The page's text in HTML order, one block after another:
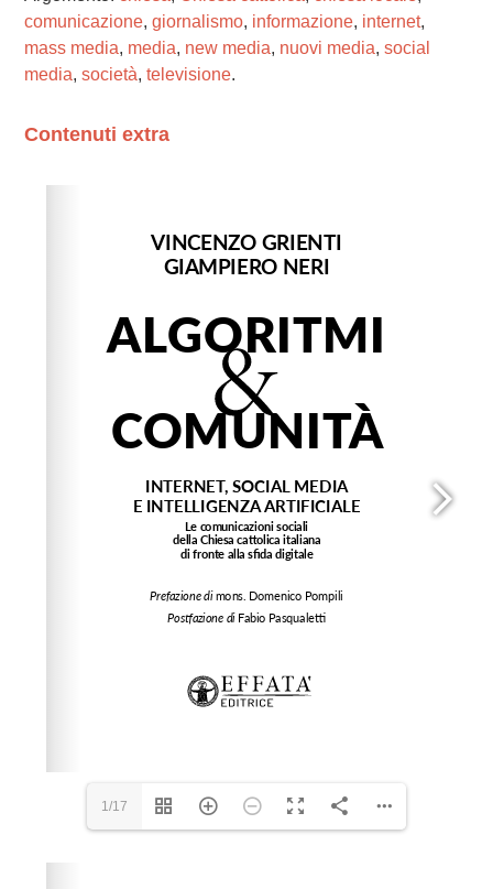
comunicazione, giornalismo, informazione, internet,
mass media, media, new media, nuovi media, social
media, società, televisione.
Contenuti extra
1/17